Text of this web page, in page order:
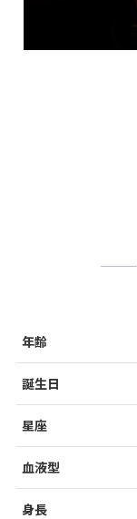
年齢
誕生日
星座
血液型
身長